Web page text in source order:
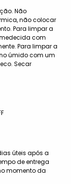
Não
não colocar
Para limpar a
com
Para limpar a
úmido com um
Secar
úteis após a
de entrega
momento da